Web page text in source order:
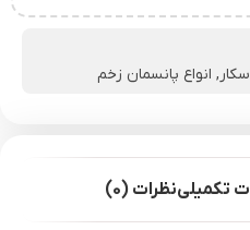
, انواع پانسمان زخم
تکمیلینظرات (0)